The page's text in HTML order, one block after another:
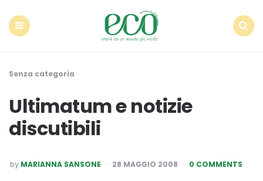
Senza categoria
Ultimatum e notizie
discutibili
POSTED
BY
by MARIANNA SANSONE 28 MAGGIO 2008 0 COMMENTS